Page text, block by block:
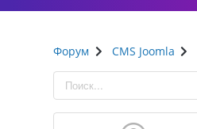
Форум CMS Joomla